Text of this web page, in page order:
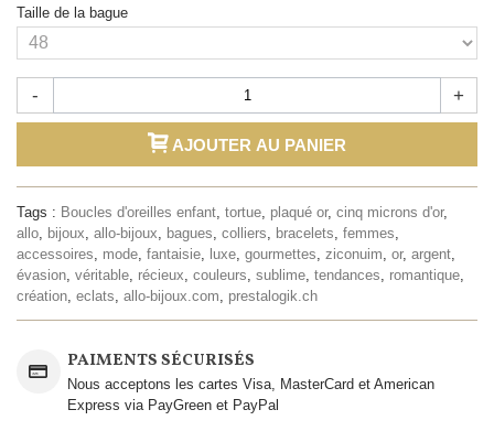
Taille de la bague
- +
AJOUTER AU PANIER
Tags : Boucles d'oreilles enfant tortue plaqué or, cinq microns d'or,
allo bijoux allo-bijoux bagues colliers bracelets femmes
accessoires
mode fantaisie luxe gourmettes ziconuim or, argent
évasion véritable récieux couleurs sublime tendances romantique
création eclats allo-bijoux.com prestalogik.ch
PAIMENTS SÉCURISÉS
Nous acceptons les cartes Visa, MasterCard et American
Express via PayGreen et PayPal